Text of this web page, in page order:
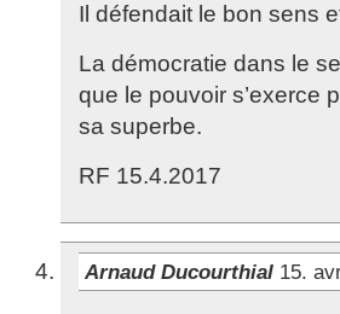
Il défendait le bon sens
La démocratie dans le
que le pouvoir s’exerce
sa superbe.
RF 15.4.2017
Arnaud Ducourthial 15.